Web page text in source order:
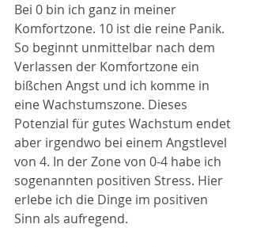
Bei 0 bin ich ganz in meiner
Komfortzone. 10 ist die reine Panik.
So beginnt unmittelbar nach dem
Verlassen der Komfortzone ein
bißchen Angst und ich komme in
eine Wachstumszone. Dieses
Potenzial für gutes Wachstum endet
aber irgendwo bei einem Angstlevel
von 4. In der Zone von 0-4 habe ich
sogenannten positiven Stress. Hier
erlebe ich die Dinge im positiven
Sinn als aufregend.